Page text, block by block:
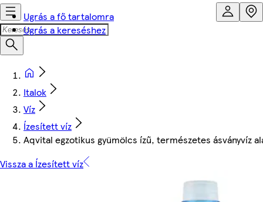
Ugrás a fő tartalomra
Ugrás a kereséshez
Italok
Víz
Ízesített víz
Aqvital egzotikus gyümölcs ízű, természetes ásványvíz
Vissza a Ízesített víz